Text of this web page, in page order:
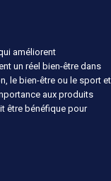
améliorent
un réel bien-être dans
le bien-être ou le sport et
aux produits
être bénéfique pour